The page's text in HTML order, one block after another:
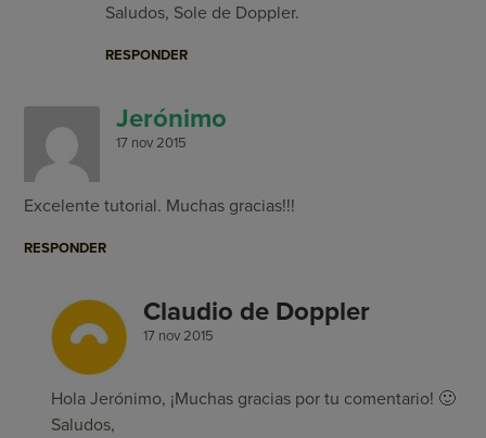
Saludos, Sole de Doppler.
RESPONDER
Jerónimo
17 nov 2015
Excelente tutorial. Muchas gracias!!!
RESPONDER
Claudio de Doppler
17 nov 2015
Hola Jerónimo, ¡Muchas gracias por tu comentario! 🙂
Saludos,